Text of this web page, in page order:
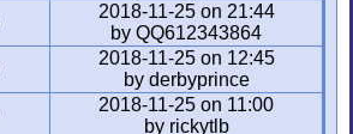
2018-11-25 on 21:44
by QQ612343864
2018-11-25 on 12:45
by derbyprince
2018-11-25 on 11:00
by rickytlb